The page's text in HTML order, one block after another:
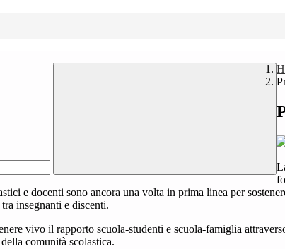
e docenti sono ancora una volta in prima linea per
insegnanti e discenti.
vivo il rapporto scuola-studenti e scuola-famiglia
comunità scolastica.